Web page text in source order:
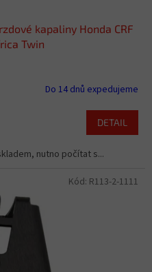
kapaliny Honda CRF
Twin
Do 14 dnů expedujeme
DETAIL
nutno počítat s...
Kód: R113-2-1111